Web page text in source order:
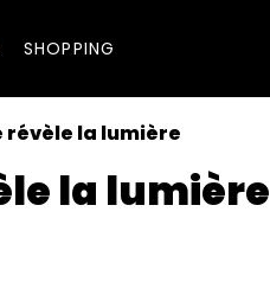
SHOPPING
révèle la lumière
la lumière